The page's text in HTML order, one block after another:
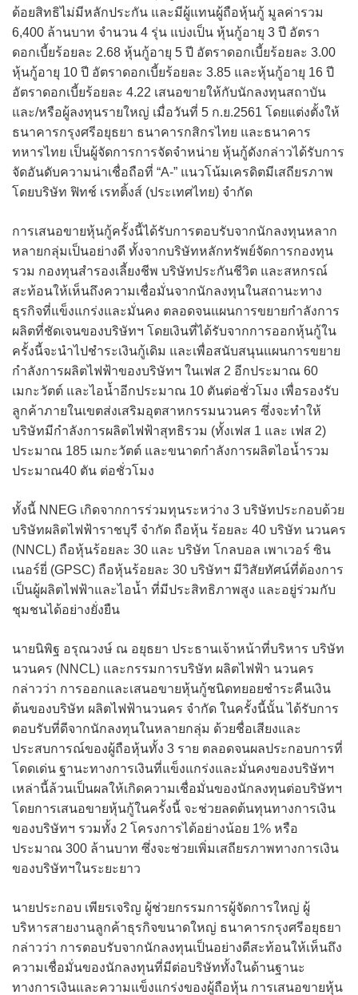
ด้อยสิทธิไม่มีหลักประกัน และมีผู้แทนผู้ถือหุ้นกู้ มูลค่ารวม
6,400 ล้านบาท จำนวน 4 รุ่น แบ่งเป็น หุ้นกู้อายุ 3 ปี อัตรา
ดอกเบี้ยร้อยละ 2.68 หุ้นกู้อายุ 5 ปี อัตราดอกเบี้ยร้อยละ 3.00
หุ้นกู้อายุ 10 ปี อัตราดอกเบี้ยร้อยละ 3.85 และหุ้นกู้อายุ 16 ปี
อัตราดอกเบี้ยร้อยละ 4.22 เสนอขายให้กับนักลงทุนสถาบัน
และ/หรือผู้ลงทุนรายใหญ่ เมื่อวันที่ 5 ก.ย.2561 โดยแต่งตั้งให้
ธนาคารกรุงศรีอยุธยา ธนาคารกสิกรไทย และธนาคาร
ทหารไทย เป็นผู้จัดการการจัดจำหน่าย หุ้นกู้ดังกล่าวได้รับการ
จัดอันดับความน่าเชื่อถือที่ “A-” แนวโน้มเครดิตมีเสถียรภาพ
โดยบริษัท ฟิทช์ เรทติ้งส์ (ประเทศไทย) จำกัด
การเสนอขายหุ้นกู้ครั้งนี้ได้รับการตอบรับจากนักลงทุนหลาก
หลายกลุ่มเป็นอย่างดี ทั้งจากบริษัทหลักทรัพย์จัดการกองทุน
รวม กองทุนสำรองเลี้ยงชีพ บริษัทประกันชีวิต และสหกรณ์
สะท้อนให้เห็นถึงความเชื่อมั่นจากนักลงทุนในสถานะทาง
ธุรกิจที่แข็งแกร่งและมั่นคง ตลอดจนแผนการขยายกำลังการ
ผลิตที่ชัดเจนของบริษัทฯ โดยเงินที่ได้รับจากการออกหุ้นกู้ใน
ครั้งนี้จะนำไปชำระเงินกู้เดิม และเพื่อสนับสนุนแผนการขยาย
กำลังการผลิตไฟฟ้าของบริษัทฯ ในเฟส 2 อีกประมาณ 60
เมกะวัตต์ และไอน้ำอีกประมาณ 10 ตันต่อชั่วโมง เพื่อรองรับ
ลูกค้าภายในเขตส่งเสริมอุตสาหกรรมนวนคร ซึ่งจะทำให้
บริษัทมีกำลังการผลิตไฟฟ้าสุทธิรวม (ทั้งเฟส 1 และ เฟส 2)
ประมาณ 185 เมกะวัตต์ และขนาดกำลังการผลิตไอน้ำรวม
ประมาณ40 ตัน ต่อชั่วโมง
ทั้งนี้ NNEG เกิดจากการร่วมทุนระหว่าง 3 บริษัทประกอบด้วย
บริษัทผลิตไฟฟ้าราชบุรี จำกัด ถือหุ้น ร้อยละ 40 บริษัท นวนคร
(NNCL) ถือหุ้นร้อยละ 30 และ บริษัท โกลบอล เพาเวอร์ ซิน
เนอร์ยี่ (GPSC) ถือหุ้นร้อยละ 30 บริษัทฯ มีวิสัยทัศน์ที่ต้องการ
เป็นผู้ผลิตไฟฟ้าและไอน้ำ ที่มีประสิทธิภาพสูง และอยู่ร่วมกับ
ชุมชนได้อย่างยั่งยืน
นายนิพิฐ อรุณวงษ์ ณ อยุธยา ประธานเจ้าหน้าที่บริหาร บริษัท
นวนคร (NNCL) และกรรมการบริษัท ผลิตไฟฟ้า นวนคร
กล่าวว่า การออกและเสนอขายหุ้นกู้ชนิดทยอยชำระคืนเงิน
ต้นของบริษัท ผลิตไฟฟ้านวนคร จำกัด ในครั้งนี้นั้น ได้รับการ
ตอบรับที่ดีจากนักลงทุนในหลายกลุ่ม ด้วยชื่อเสียงและ
ประสบการณ์ของผู้ถือหุ้นทั้ง 3 ราย ตลอดจนผลประกอบการที่
โดดเด่น ฐานะทางการเงินที่แข็งแกร่งและมั่นคงของบริษัทฯ
เหล่านี้ล้วนเป็นผลให้เกิดความเชื่อมั่นของนักลงทุนต่อบริษัทฯ
โดยการเสนอขายหุ้นกู้ในครั้งนี้ จะช่วยลดต้นทุนทางการเงิน
ของบริษัทฯ รวมทั้ง 2 โครงการได้อย่างน้อย 1% หรือ
ประมาณ 300 ล้านบาท ซึ่งจะช่วยเพิ่มเสถียรภาพทางการเงิน
ของบริษัทฯในระยะยาว
นายประกอบ เพียรเจริญ ผู้ช่วยกรรมการผู้จัดการใหญ่ ผู้
บริหารสายงานลูกค้าธุรกิจขนาดใหญ่ ธนาคารกรุงศรีอยุธยา
กล่าวว่า การตอบรับจากนักลงทุนเป็นอย่างดีสะท้อนให้เห็นถึง
ความเชื่อมั่นของนักลงทุนที่มีต่อบริษัททั้งในด้านฐานะ
ทางการเงินและความแข็งแกร่งของผู้ถือหุ้น การเสนอขายหุ้น